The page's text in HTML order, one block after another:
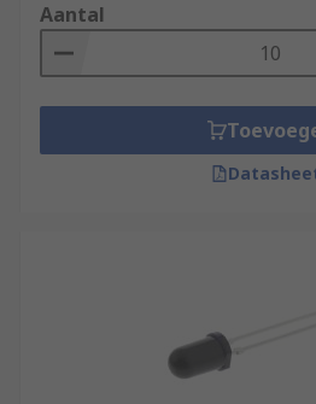
Aantal